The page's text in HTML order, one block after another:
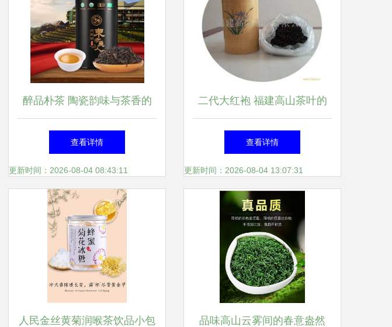
醉品朴茶 陶瓷韵味与茶香的
完美融合
查看详情
更新时间：2026-08-04 08:43:11
二代大红袍 福建高山茶叶的
匠心传承与自然馈赠
查看详情
更新时间：2026-08-04 13:07:31
人民金丝黄菊润喉茶饮品小包 品味高山云雾间的春意盎然